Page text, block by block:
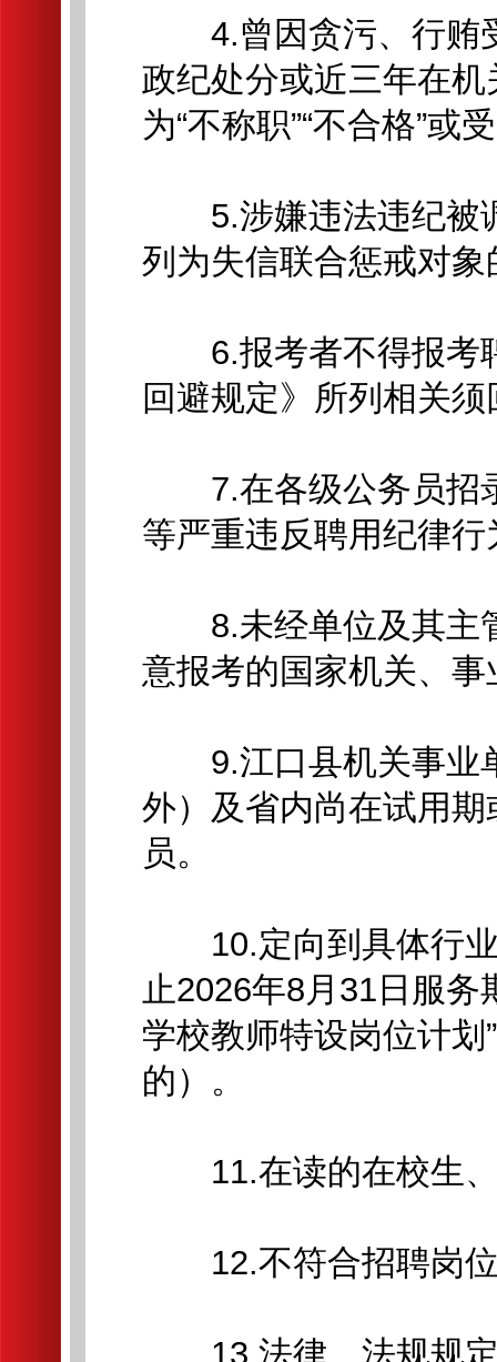
4.曾因贪污、行贿
政纪处分或近三年在
为“不称职”“不合格”或
5.涉嫌违法违纪被
列为失信联合惩戒对象
6.报考者不得报考
回避规定》所列相关
7.在各级公务员招
等严重违反聘用纪律
8.未经单位及其主
意报考的国家机关、
9.江口县机关事业
外）及省内尚在试用
员。
10.定向到具体行业
止2026年8月31日服
学校教师特设岗位计
的）。
11.在读的在校生、
12.不符合招聘岗位
13.法律、法规规定